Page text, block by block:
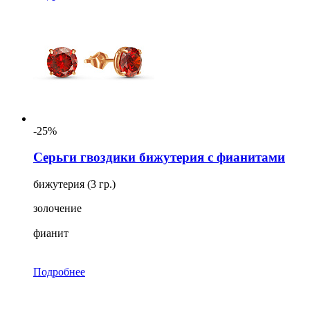
-25%
Серьги гвоздики бижутерия с фианитами
бижутерия (3 гр.)
золочение
фианит
Подробнее